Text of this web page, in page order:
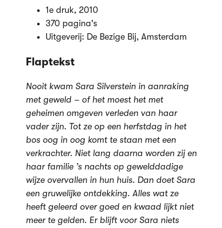
1e druk, 2010
370 pagina's
Uitgeverij: De Bezige Bij, Amsterdam
Flaptekst
Nooit kwam Sara Silverstein in aanraking
met geweld – of het moest het met
geheimen omgeven verleden van haar
vader zijn. Tot ze op een herfstdag in het
bos oog in oog komt te staan met een
verkrachter. Niet lang daarna worden zij en
haar familie ’s nachts op gewelddadige
wijze overvallen in hun huis. Dan doet Sara
een gruwelijke ontdekking. Alles wat ze
heeft geleerd over goed en kwaad lijkt niet
meer te gelden. Er blijft voor Sara niets